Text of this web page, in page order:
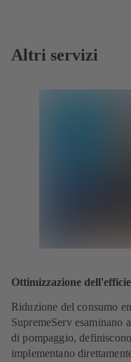
Altri servizi
Ottimizzazione
Riduzione del consumo
SupremeServ esaminano
di pompaggio,
implementano